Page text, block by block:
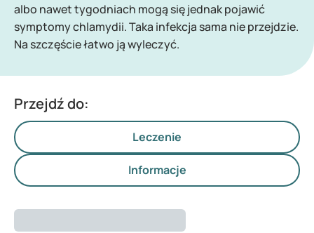
albo nawet tygodniach mogą się jednak pojawić
symptomy chlamydii. Taka infekcja sama nie przejdzie.
Na szczęście łatwo ją wyleczyć.
Przejdź do:
Leczenie
Informacje